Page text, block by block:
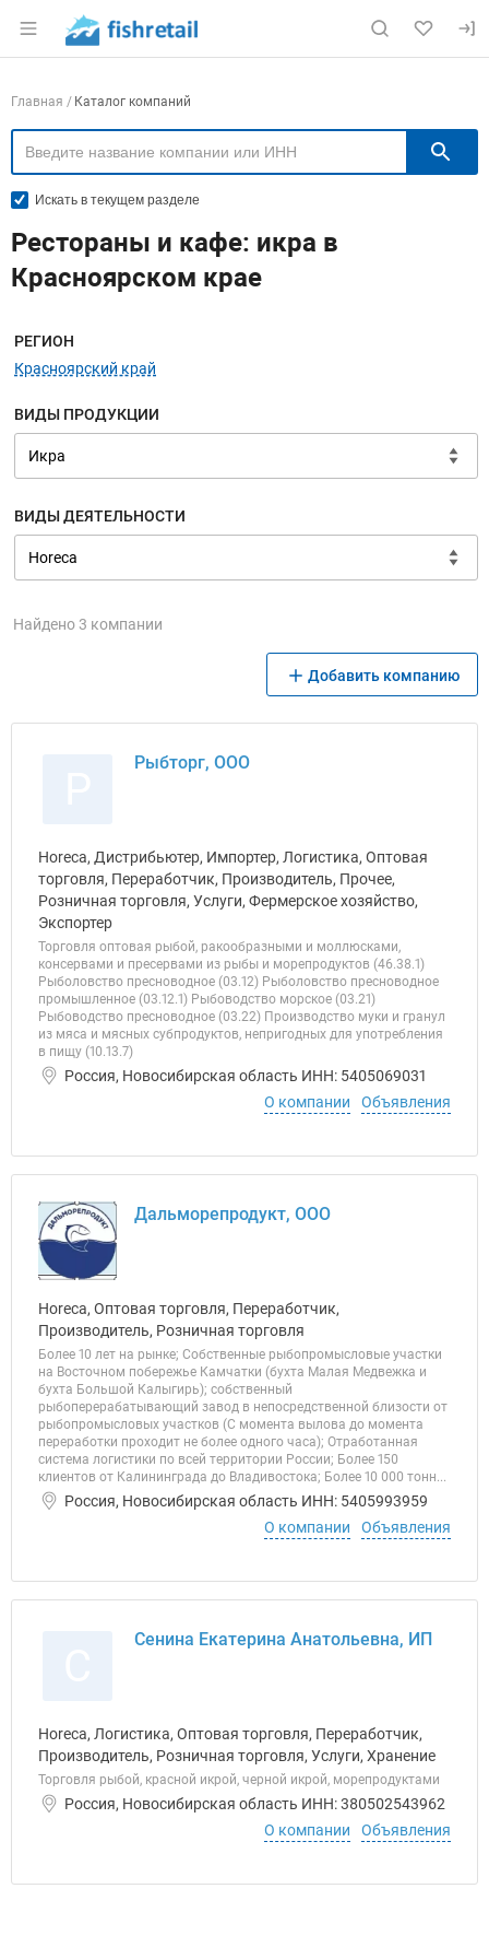
Раздел навигации по сайту fishretail.ru
Навигация по компаниям
Главная Каталог компаний
Искать в текущем разделе
Рестораны и кафе: икра в
Красноярском крае
Меню навигации
РЕГИОН
Красноярский край
ВИДЫ ПРОДУКЦИИ
ВИДЫ ДЕЯТЕЛЬНОСТИ
Найдено 3 компании
Добавить компанию
Рыбторг, ООО
Horeca, Дистрибьютер, Импортер, Логистика, Оптовая
торговля, Переработчик, Производитель, Прочее,
Розничная торговля, Услуги, Фермерское хозяйство,
Экспортер
Торговля оптовая рыбой, ракообразными и моллюсками,
консервами и пресервами из рыбы и морепродуктов (46.38.1)
Рыболовство пресноводное (03.12) Рыболовство пресноводное
промышленное (03.12.1) Рыбоводство морское (03.21)
Рыбоводство пресноводное (03.22) Производство муки и гранул
из мяса и мясных субпродуктов, непригодных для употребления
в пищу (10.13.7)
Россия, Новосибирская область ИНН: 5405069031
О компании
Объявления
Дальморепродукт, ООО
Horeca, Оптовая торговля, Переработчик,
Производитель, Розничная торговля
Более 10 лет на рынке; Собственные рыбопромысловые участки
на Восточном побережье Камчатки (бухта Малая Медвежка и
бухта Большой Калыгирь); собственный
рыбоперерабатывающий завод в непосредственной близости от
рыбопромысловых участков (C момента вылова до момента
переработки проходит не более одного часа); Отработанная
система логистики по всей территории России; Более 150
клиентов от Калининграда до Владивостока; Более 10 000 тонн...
Россия, Новосибирская область ИНН: 5405993959
О компании
Объявления
Сенина Екатерина Анатольевна, ИП
Horeca, Логистика, Оптовая торговля, Переработчик,
Производитель, Розничная торговля, Услуги, Хранение
Торговля рыбой, красной икрой, черной икрой, морепродуктами
Россия, Новосибирская область ИНН: 380502543962
О компании
Объявления